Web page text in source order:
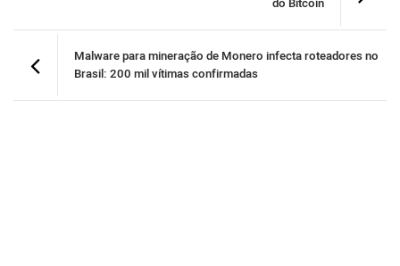
do Bitcoin
Malware para mineração de Monero infecta roteadores no
Brasil: 200 mil vítimas confirmadas